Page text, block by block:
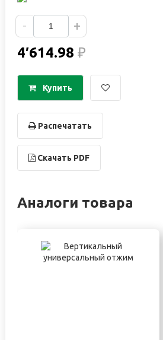
- +
4′614.98 ₽
Купить
Распечатать
Скачать PDF
Аналоги товара